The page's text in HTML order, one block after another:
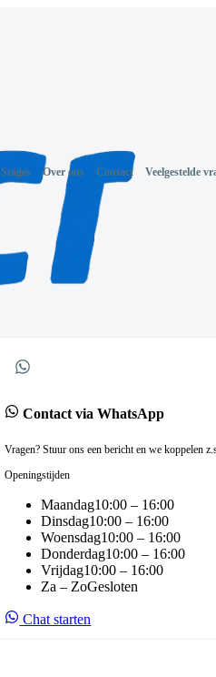
Stages Over ons Contact Veelgestelde
Contact via WhatsApp
Vragen? Stuur ons een bericht en we koppelen
Openingstijden
Maandag10:00 – 16:00
Dinsdag10:00 – 16:00
Woensdag10:00 – 16:00
Donderdag10:00 – 16:00
Vrijdag10:00 – 16:00
Za – ZoGesloten
Chat starten